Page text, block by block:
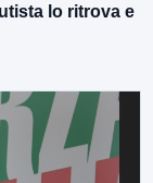
lo ritrova e